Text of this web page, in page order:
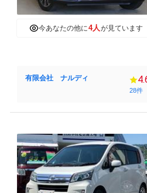
今あなたの他に4人 が見ています
有限会社 ナルディ
28件